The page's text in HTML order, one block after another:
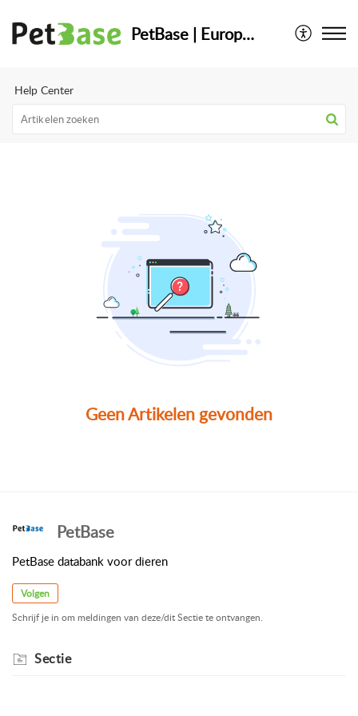
PetBase | Europese Databank voor dieren
Help Center
Geen Artikelen gevonden
PetBase
PetBase databank voor dieren
Volgen
Schrijf je in om meldingen van deze/dit Sectie te ontvangen.
Sectie